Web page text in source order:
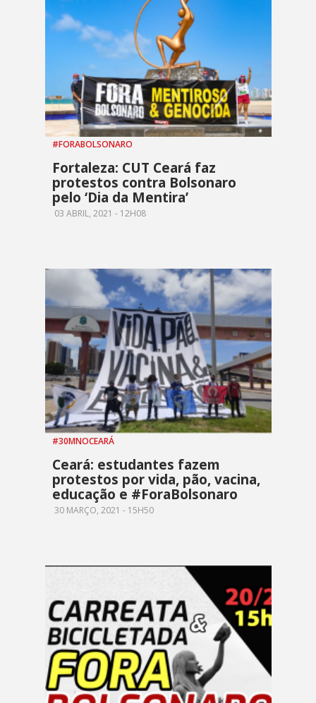
#FORABOLSONARO
Fortaleza: CUT Ceará faz
protestos contra Bolsonaro
pelo ‘Dia da Mentira’
03 ABRIL, 2021 - 12H08
#30MNOCEARÁ
Ceará: estudantes fazem
protestos por vida, pão, vacina,
educação e #ForaBolsonaro
30 MARÇO, 2021 - 15H50